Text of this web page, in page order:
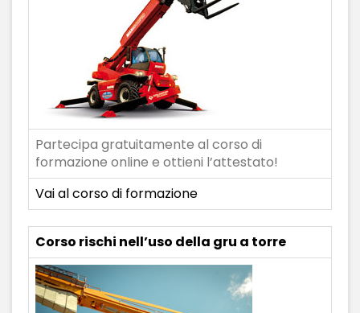
Partecipa gratuitamente al corso di
formazione online e ottieni l’attestato!
Vai al corso di formazione
Corso rischi nell’uso della gru a torre